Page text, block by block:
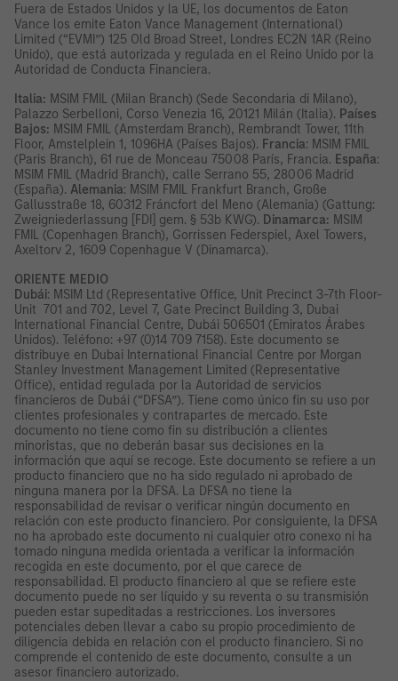
Fuera de Estados Unidos y la UE, los documentos de Eaton
Vance los emite Eaton Vance Management (International)
Limited (“EVMI”) 125 Old Broad Street, Londres EC2N 1AR (Reino
Unido), que está autorizada y regulada en el Reino Unido por la
Autoridad de Conducta Financiera.
Italia: MSIM FMIL (Milan Branch) (Sede Secondaria di Milano),
Palazzo Serbelloni, Corso Venezia 16, 20121 Milán (Italia). Países
Bajos: MSIM FMIL (Amsterdam Branch), Rembrandt Tower, 11th
Floor, Amstelplein 1, 1096HA (Países Bajos). Francia: MSIM FMIL
(Paris Branch), 61 rue de Monceau 75008 París, Francia. España:
MSIM FMIL (Madrid Branch), calle Serrano 55, 28006 Madrid
(España). Alemania: MSIM FMIL Frankfurt Branch, Große
Gallusstraße 18, 60312 Fráncfort del Meno (Alemania) (Gattung:
Zweigniederlassung [FDI] gem. § 53b KWG). Dinamarca: MSIM
FMIL (Copenhagen Branch), Gorrissen Federspiel, Axel Towers,
Axeltorv 2, 1609 Copenhague V (Dinamarca).
ORIENTE MEDIO
Dubái: MSIM Ltd (Representative Office, Unit Precinct 3-7th Floor-
Unit 701 and 702, Level 7, Gate Precinct Building 3, Dubai
International Financial Centre, Dubái 506501 (Emiratos Árabes
Unidos). Teléfono: +97 (0)14 709 7158). Este documento se
distribuye en Dubai International Financial Centre por Morgan
Stanley Investment Management Limited (Representative
Office), entidad regulada por la Autoridad de servicios
financieros de Dubái (“DFSA”). Tiene como único fin su uso por
clientes profesionales y contrapartes de mercado. Este
documento no tiene como fin su distribución a clientes
minoristas, que no deberán basar sus decisiones en la
información que aquí se recoge. Este documento se refiere a un
producto financiero que no ha sido regulado ni aprobado de
ninguna manera por la DFSA. La DFSA no tiene la
responsabilidad de revisar o verificar ningún documento en
relación con este producto financiero. Por consiguiente, la DFSA
no ha aprobado este documento ni cualquier otro conexo ni ha
tomado ninguna medida orientada a verificar la información
recogida en este documento, por el que carece de
responsabilidad. El producto financiero al que se refiere este
documento puede no ser líquido y su reventa o su transmisión
pueden estar supeditadas a restricciones. Los inversores
potenciales deben llevar a cabo su propio procedimiento de
diligencia debida en relación con el producto financiero. Si no
comprende el contenido de este documento, consulte a un
asesor financiero autorizado.